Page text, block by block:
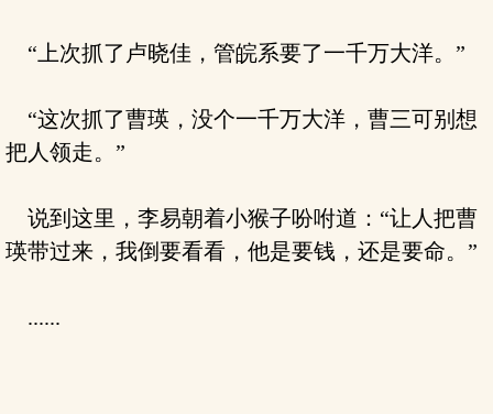
“上次抓了卢晓佳，管皖系要了一千万大洋。”
“这次抓了曹瑛，没个一千万大洋，曹三可别想
把人领走。”
说到这里，李易朝着小猴子吩咐道：“让人把曹
瑛带过来，我倒要看看，他是要钱，还是要命。”
......